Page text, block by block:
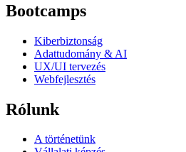
Bootcamps
Kiberbiztonság
Adattudomány & AI
UX/UI tervezés
Webfejlesztés
Rólunk
A történetünk